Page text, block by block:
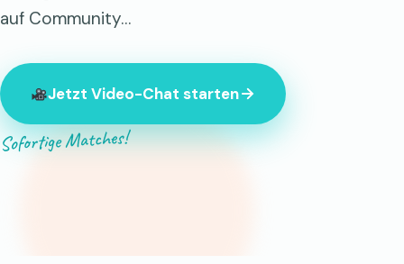
auf Community…
Jetzt Video-Chat starten
Sofortige Matches!